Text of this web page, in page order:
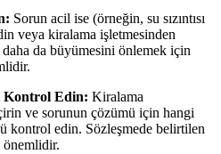
Sorun acil ise (örneğin, su sızıntısı
veya kiralama işletmesinden
da büyümesini önlemek için
Kontrol Edin: Kiralama
ve sorunun çözümü için hangi
kontrol edin. Sözleşmede belirtilen
önemlidir.